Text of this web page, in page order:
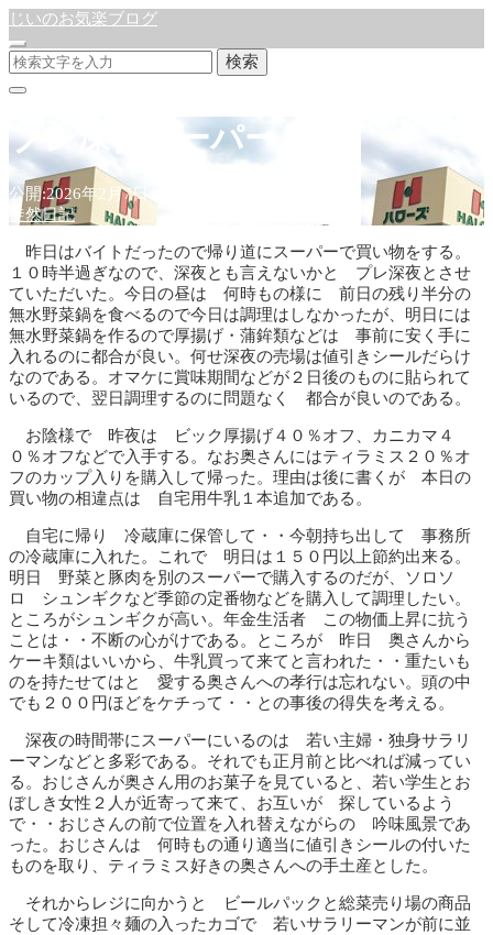
じいのお気楽ブログ
検索
プレ深夜スーパー
公開:2026年2月7日
徒然日記
昨日はバイトだったので帰り道にスーパーで買い物をする。
１０時半過ぎなので、深夜とも言えないかと プレ深夜とさせ
ていただいた。今日の昼は 何時もの様に 前日の残り半分の
無水野菜鍋を食べるので今日は調理はしなかったが、明日には
無水野菜鍋を作るので厚揚げ・蒲鉾類などは 事前に安く手に
入れるのに都合が良い。何せ深夜の売場は値引きシールだらけ
なのである。オマケに賞味期間などが２日後のものに貼られて
いるので、翌日調理するのに問題なく 都合が良いのである。
お陰様で 昨夜は ビック厚揚げ４０％オフ、カニカマ４
０％オフなどで入手する。なお奥さんにはティラミス２０％オ
フのカップ入りを購入して帰った。理由は後に書くが 本日の
買い物の相違点は 自宅用牛乳１本追加である。
自宅に帰り 冷蔵庫に保管して・・今朝持ち出して 事務所
の冷蔵庫に入れた。これで 明日は１５０円以上節約出来る。
明日 野菜と豚肉を別のスーパーで購入するのだが、ソロソ
ロ シュンギクなど季節の定番物などを購入して調理したい。
ところがシュンギクが高い。年金生活者 この物価上昇に抗う
ことは・・不断の心がけである。ところが 昨日 奥さんから
ケーキ類はいいから、牛乳買って来てと言われた・・重たいも
のを持たせてはと 愛する奥さんへの孝行は忘れない。頭の中
でも２００円ほどをケチって・・との事後の得失を考える。
深夜の時間帯にスーパーにいるのは 若い主婦・独身サラリ
ーマンなどと多彩である。それでも正月前と比べれば減ってい
る。おじさんが奥さん用のお菓子を見ていると、若い学生とお
ぼしき女性２人が近寄って来て、お互いが 探しているよう
で・・おじさんの前で位置を入れ替えながらの 吟味風景であ
った。おじさんは 何時もの通り適当に値引きシールの付いた
ものを取り、ティラミス好きの奥さんへの手土産とした。
それからレジに向かうと ビールパックと総菜売り場の商品
そして冷凍担々麺の入ったカゴで 若いサラリーマンが前に並